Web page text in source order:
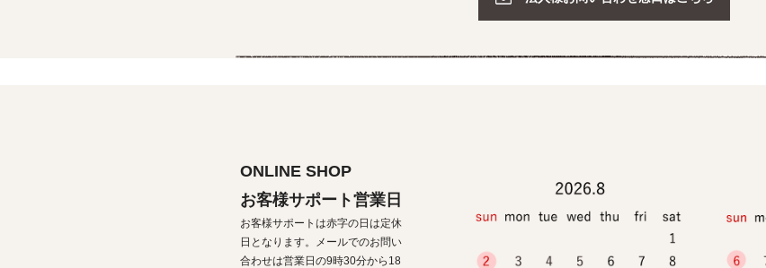
ONLINE SHOP
お客様サポート営業日
お客様サポートは赤字の日は定休
日となります。メールでのお問い
合わせは営業日の9時30分から18